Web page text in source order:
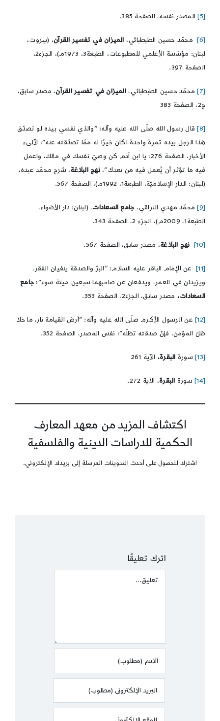
[5] المصدر نفسه، الصفحة 385.
[6] محمّد حسين الطبطبائي، الميزان في تفسير القرآن، (بيروت،
لبنان: مؤسّسة الأعلمي للمطبوعات، الطبعة3، 1973م)، الجزء2،
الصفحة 397.
[7] محمّد حسين الطبطبائي،الميزان في تفسير القرآن، مصدر سابق،
ج2، الصفحة 383
[8]
قال رسول الله صلّى الله عليه وآله: “والذي نفسي بيده لو تصدّق
هذا الرجل بيده تمرة واحدة لكان خيرًا له ممّا تصدّقته عنه”؛ لآلىء
الأخبار، الصفحة 276؛ يا ابن آدم كن وصيّ نفسك في مالك، واعمل
فيه ما تؤثر أن يُعمل فيه من بعدك”،نهج البلاغة، شرح محمّد عبده،
(لبنان: الدار الإسلاميّة، الطبعة1، 1992م)، الصفحة 567.
[9] محمّد مهدي النراقي، جامع السعادات، (لبنان: دار الأضواء،
الطبعة1، 2009م)، الجزء 2، الصفحة 343.
[10] نهج البلاغة، مصدر سابق، الصفحة 567.
[11]
عن الإمام الباقر عليه السلام: “البرّ والصدقة ينفيان الفقر،
ويزيدان في العمر، ويدفعان عن صاحبهما سبعين ميتة سوء”؛ جامع
السعادات، مصدر سابق، الجزء2، الصفحة 353.
[12]
عن الرسول الأكرم صلّى الله عليه وآله: “أرض القيامة نار، ما خلا
ظلّ المؤمن، فإنّ صدقته تظلّه”؛ نفس المصدر، الصفحة 352.
[13] سورة البقرة، الآية 261
[14] سورة البقرة، الآية 272.
اكتشاف المزيد من معهد المعارف
الحكمية للدراسات الدينية والفلسفية
اشترك للحصول على أحدث التدوينات المرسلة إلى بريدك الإلكتروني.
اترك تعليقًا
Comment